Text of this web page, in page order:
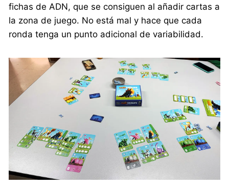
fichas de ADN, que se consiguen al añadir cartas a
la zona de juego. No está mal y hace que cada
ronda tenga un punto adicional de variabilidad.